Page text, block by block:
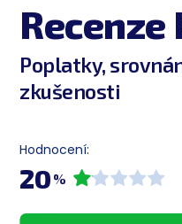
Recenze
Poplatky,
zkušenosti
Hodnocení:
20 %